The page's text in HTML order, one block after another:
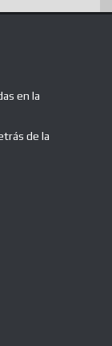
en la
de la